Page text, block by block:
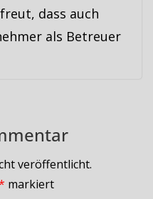
dass auch
als Betreuer
veröffentlicht.
markiert